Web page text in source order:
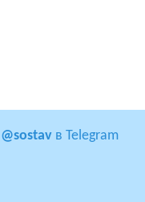
@sostav в Telegram